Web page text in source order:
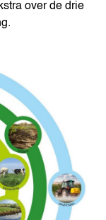
over de drie